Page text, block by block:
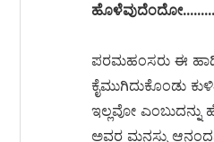
ಪರಮಹಂಸರು ಈ
ಕೈಮುಗಿದುಕೊಂಡು
ಇಲ್ಲವೋ ಎಂಬುದನ್ನು
ಅವರ ಮನಸ್ಸು